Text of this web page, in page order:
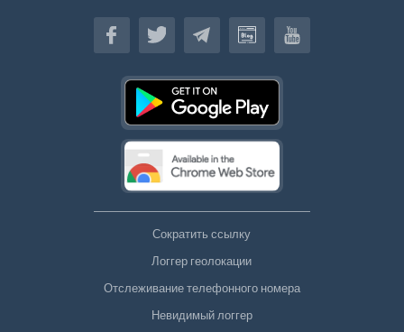
Русский
Сократить ссылку
Логгер геолокации
Отслеживание телефонного номера
Невидимый логгер